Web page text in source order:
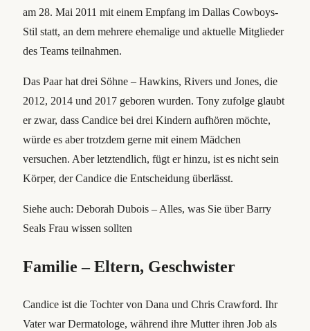
am 28. Mai 2011 mit einem Empfang im Dallas Cowboys-
Stil statt, an dem mehrere ehemalige und aktuelle Mitglieder
des Teams teilnahmen.
Das Paar hat drei Söhne – Hawkins, Rivers und Jones, die
2012, 2014 und 2017 geboren wurden. Tony zufolge glaubt
er zwar, dass Candice bei drei Kindern aufhören möchte,
würde es aber trotzdem gerne mit einem Mädchen
versuchen. Aber letztendlich, fügt er hinzu, ist es nicht sein
Körper, der Candice die Entscheidung überlässt.
Siehe auch: Deborah Dubois – Alles, was Sie über Barry
Seals Frau wissen sollten
Familie – Eltern, Geschwister
Candice ist die Tochter von Dana und Chris Crawford. Ihr
Vater war Dermatologe, während ihre Mutter ihren Job als